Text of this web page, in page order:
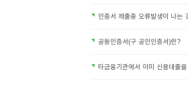
인증서 제출중 오류발생이 나는
공동인증서(구 공인인증서)란?
타금융기관에서 이미 신용대출